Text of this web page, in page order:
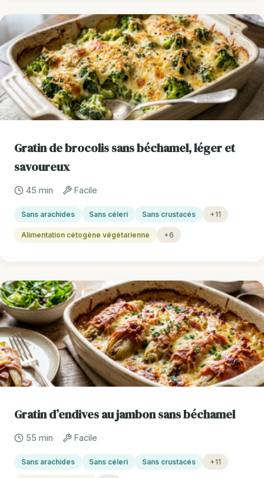
Gratin de brocolis sans béchamel, léger et
savoureux
45 min Facile
Sans arachides Sans céleri Sans crustacés +11
Alimentation cétogène végétarienne +6
Gratin d’endives au jambon sans béchamel
55 min Facile
Sans arachides Sans céleri Sans crustacés +11